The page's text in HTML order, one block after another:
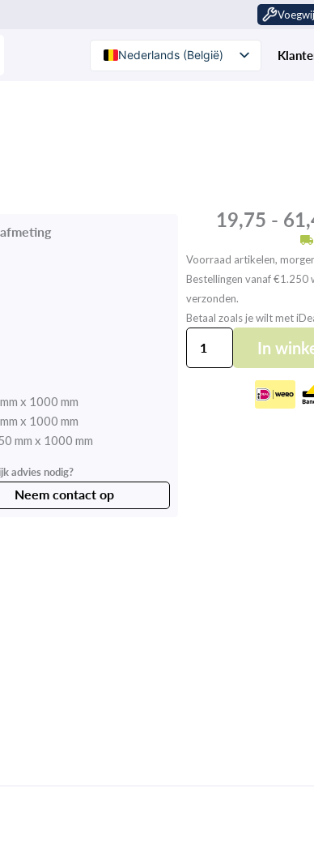
Nederlands (België)
x 1000 mm
x 1000 mm
mm x 1000 mm
advies nodig?
Neem contact op
19,75 -
Voorraad artikelen,
Bestellingen vanaf €1.250
verzonden.
Betaal zoals je wilt met
Gutjahr
AquaDrain
In